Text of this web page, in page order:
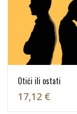
Otići ili ostati
17,12 €